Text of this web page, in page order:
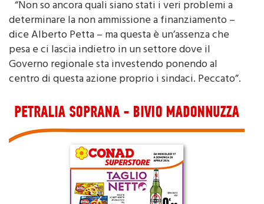
“Non so ancora quali siano stati i veri problemi a
determinare la non ammissione a finanziamento –
dice Alberto Petta – ma questa è un’assenza che
pesa e ci lascia indietro in un settore dove il
Governo regionale sta investendo ponendo al
centro di questa azione proprio i sindaci. Peccato”.